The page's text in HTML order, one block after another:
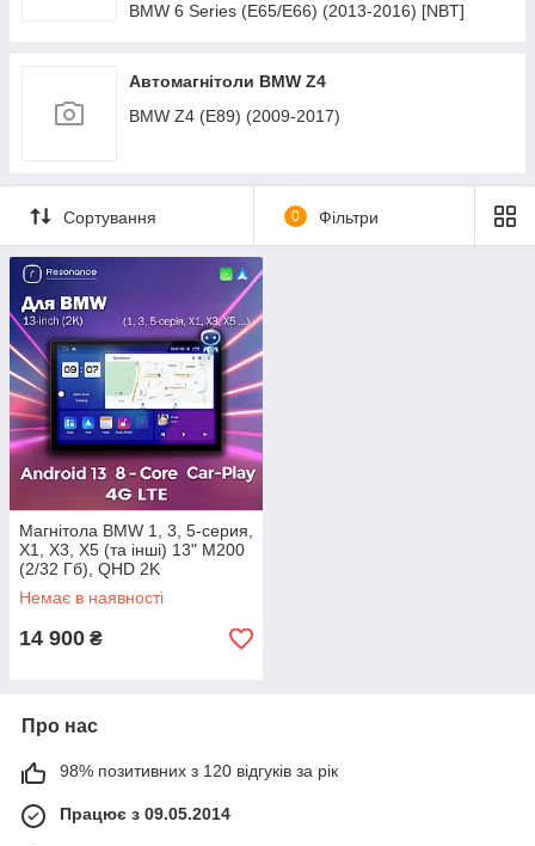
BMW 6 Series (E65/E66) (2013-2016) [NBT]
Автомагнітоли BMW Z4
BMW Z4 (E89) (2009-2017)
Сортування 0 Фільтри
Магнітола BMW 1, 3, 5-серия,
X1, X3, X5 (та інші) 13" M200
(2/32 Гб), QHD 2K
(1920x1200) QLED, 4G +
CarPlay
Немає в наявності
14 900 ₴
Про нас
98% позитивних з 120 відгуків за рік
Працює з 09.05.2014